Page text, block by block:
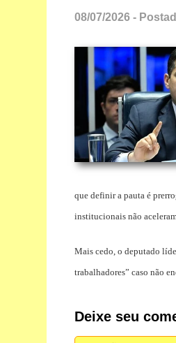
08/07/2026 -
que definir a pauta é
institucionais não
Mais cedo, o deputado
trabalhadores” caso não
Deixe seu